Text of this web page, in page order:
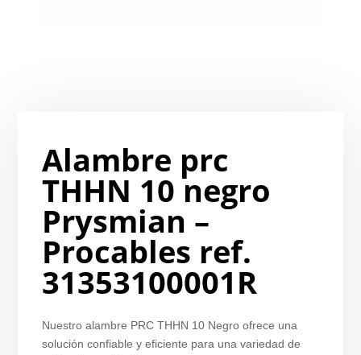
Alambre prc
THHN 10 negro
Prysmian –
Procables ref.
31353100001R
Nuestro alambre PRC THHN 10 Negro ofrece una
solución confiable y eficiente para una variedad de